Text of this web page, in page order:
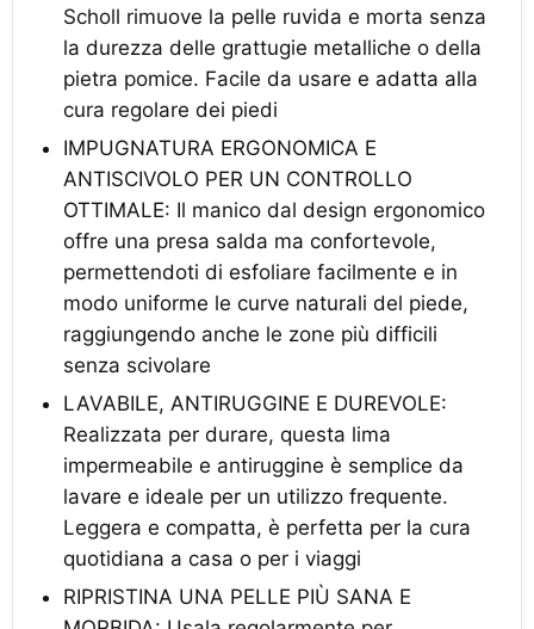
Scholl rimuove la pelle ruvida e morta senza
la durezza delle grattugie metalliche o della
pietra pomice. Facile da usare e adatta alla
cura regolare dei piedi
IMPUGNATURA ERGONOMICA E
ANTISCIVOLO PER UN CONTROLLO
OTTIMALE: Il manico dal design ergonomico
offre una presa salda ma confortevole,
permettendoti di esfoliare facilmente e in
modo uniforme le curve naturali del piede,
raggiungendo anche le zone più difficili
senza scivolare
LAVABILE, ANTIRUGGINE E DUREVOLE:
Realizzata per durare, questa lima
impermeabile e antiruggine è semplice da
lavare e ideale per un utilizzo frequente.
Leggera e compatta, è perfetta per la cura
quotidiana a casa o per i viaggi
RIPRISTINA UNA PELLE PIÙ SANA E